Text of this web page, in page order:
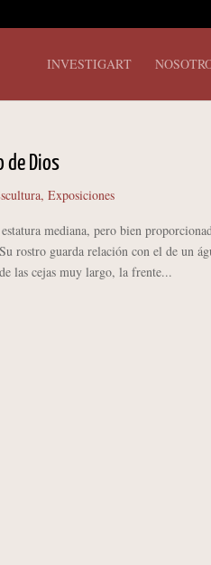
INVESTIGART
de Dios
, Exposiciones
mediana, pero bien
rostro guarda relación con el de un
las cejas muy largo, la frente...